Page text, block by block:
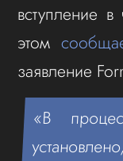
вступление
этом
заявление
«В